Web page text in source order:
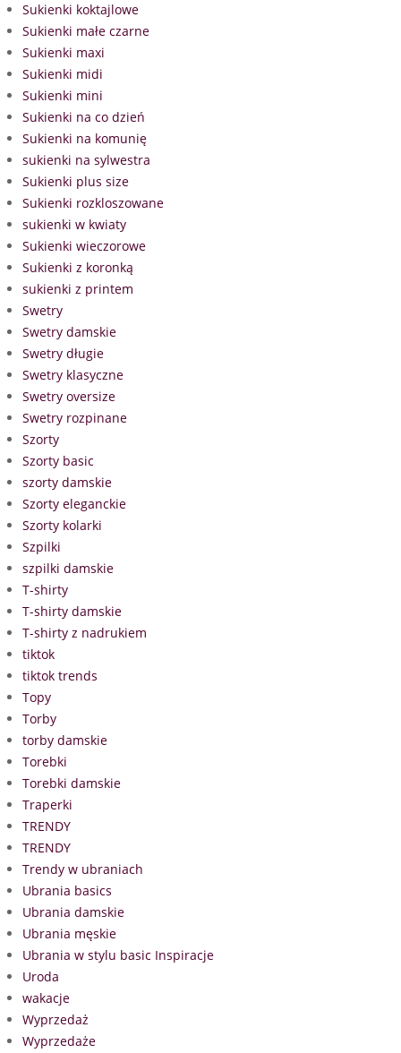
Sukienki koktajlowe
Sukienki małe czarne
Sukienki maxi
Sukienki midi
Sukienki mini
Sukienki na co dzień
Sukienki na komunię
sukienki na sylwestra
Sukienki plus size
Sukienki rozkloszowane
sukienki w kwiaty
Sukienki wieczorowe
Sukienki z koronką
sukienki z printem
Swetry
Swetry damskie
Swetry długie
Swetry klasyczne
Swetry oversize
Swetry rozpinane
Szorty
Szorty basic
szorty damskie
Szorty eleganckie
Szorty kolarki
Szpilki
szpilki damskie
T-shirty
T-shirty damskie
T-shirty z nadrukiem
tiktok
tiktok trends
Topy
Torby
torby damskie
Torebki
Torebki damskie
Traperki
TRENDY
TRENDY
Trendy w ubraniach
Ubrania basics
Ubrania damskie
Ubrania męskie
Ubrania w stylu basic Inspiracje
Uroda
wakacje
Wyprzedaż
Wyprzedaże